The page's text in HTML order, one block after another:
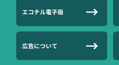
エコチル電子版
広告について